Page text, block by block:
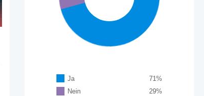
Ja %
71
Nein
%
29